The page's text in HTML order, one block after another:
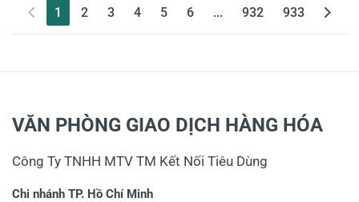
1 (current)
2 3 4 5 6 ... 932 933
VĂN PHÒNG GIAO DỊCH HÀNG HÓA
Công Ty TNHH MTV TM Kết Nối Tiêu Dùng
Chi nhánh TP. Hồ Chí Minh